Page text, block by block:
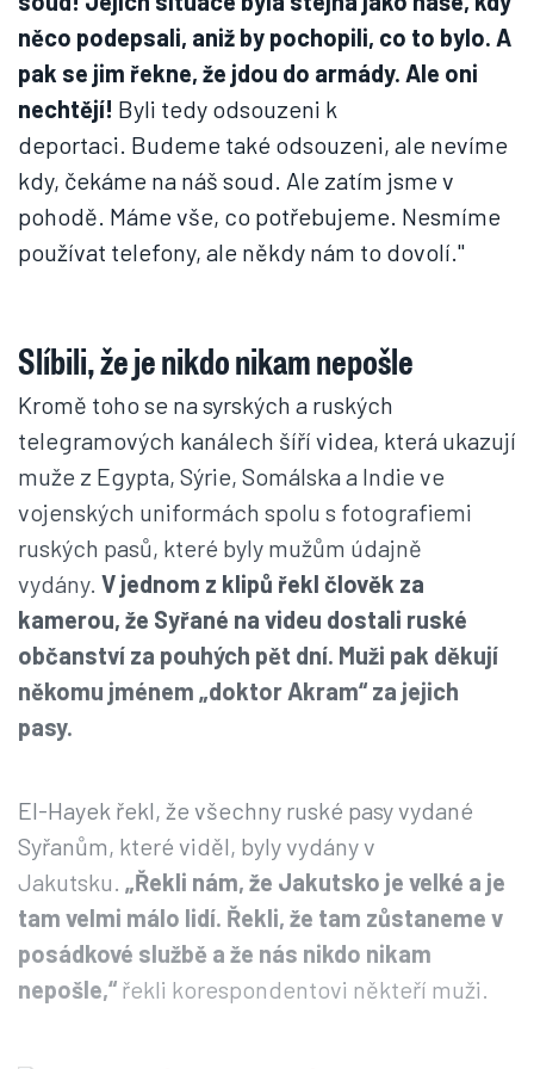
něco podepsali, aniž by pochopili, co to bylo. A
pak se jim řekne, že jdou do armády. Ale oni
nechtějí! Byli tedy odsouzeni k
deportaci. Budeme také odsouzeni, ale nevíme
kdy, čekáme na náš soud. Ale zatím jsme v
pohodě. Máme vše, co potřebujeme. Nesmíme
používat telefony, ale někdy nám to dovolí."
Slíbili, že je nikdo nikam nepošle
Kromě toho se na syrských a ruských
telegramových kanálech šíří videa, která ukazují
muže z Egypta, Sýrie, Somálska a Indie ve
vojenských uniformách spolu s fotografiemi
ruských pasů, které byly mužům údajně
vydány. V jednom z klipů řekl člověk za
kamerou, že Syřané na videu dostali ruské
občanství za pouhých pět dní. Muži pak děkují
někomu jménem „doktor Akram“ za jejich
pasy.
El-Hayek řekl, že všechny ruské pasy vydané
Syřanům, které viděl, byly vydány v
Jakutsku. „Řekli nám, že Jakutsko je velké a je
tam velmi málo lidí. Řekli, že tam zůstaneme v
posádkové službě a že nás nikdo nikam
nepošle,“ řekli korespondentovi někteří muži.